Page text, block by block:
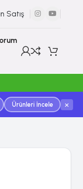
Satış
Ürünleri İncele ×